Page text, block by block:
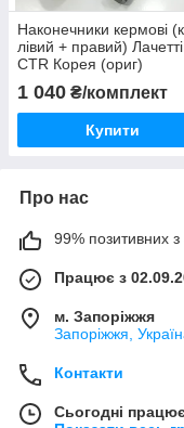
Наконечники кермові
лівий + правий) Лачетті
CTR Корея (ориг)
1 040 ₴/комплект
Купити
Про нас
99% позитивних з
Працює з
м. Запоріжжя
Запоріжжя,
Контакти
Сьогодні